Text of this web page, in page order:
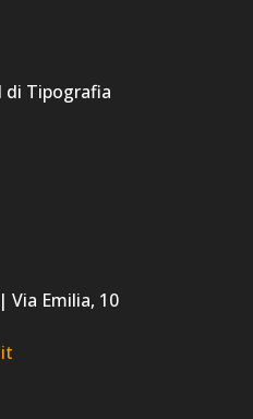
di Tipografia
Via Emilia, 10